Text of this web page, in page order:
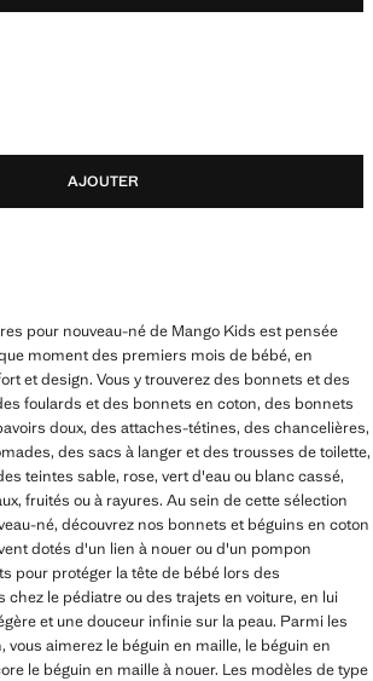
AJOUTER
pour nouveau-né de Mango Kids est pensée
moment des premiers mois de bébé, en
et design. Vous y trouverez des bonnets et des
foulards et des bonnets en coton, des bonnets
doux, des attaches-tétines, des chancelières,
des sacs à langer et des trousses de toilette,
teintes sable, rose, vert d'eau ou blanc cassé,
fruités ou à rayures. Au sein de cette sélection
né, découvrez nos bonnets et béguins en coton
dotés d'un lien à nouer ou d'un pompon
pour protéger la tête de bébé lors des
chez le pédiatre ou des trajets en voiture, en lui
et une douceur infinie sur la peau. Parmi les
vous aimerez le béguin en maille, le béguin en
le béguin en maille à nouer. Les modèles de type